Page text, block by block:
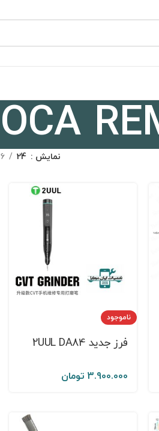
نمایش 24
ناموجود
فرز جدید 2UUL DA84
3.900.000 تومان